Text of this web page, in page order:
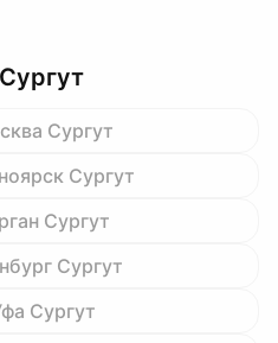
Сургут
Сургут
Сургут
Сургут
Сургут